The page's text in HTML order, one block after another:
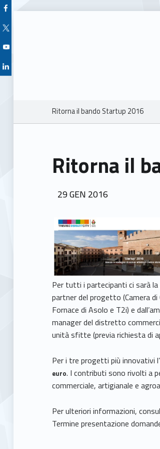
Facebook Unioncamere Veneto
Twitter Unioncamere Veneto
Youtube Unioncamere Veneto
Linkedin Unioncamere Veneto
Breadcrumbs navigation
Ritorna il bando Startup 2016
Ritorna il
POSTED ON:
29GEN 2016
Per tutti i partecipanti ci sarà
partner del progetto (Camera
Fornace di Asolo e T2i) e
manager del distretto
unità sfitte (previa richiesta di
Per i tre progetti più innovativi l’
euro. I contributi sono rivolti a
commerciale, artigianale e
Per ulteriori informazioni,
Termine presentazione